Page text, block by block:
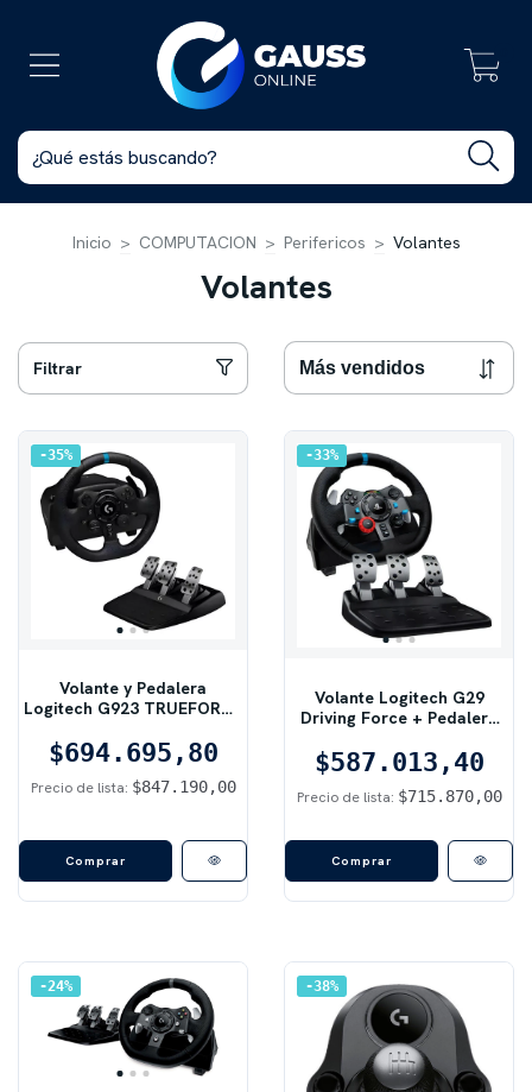
Inicio > COMPUTACION > Perifericos > Volantes
Volantes
Filtrar
35%
Volante y Pedalera
Logitech G923 TRUEFORCE
Generación | Edición
PlayStation 4/5 y PC
$694.695,80
Precio de lista: $847.190,00
33%
Volante Logitech G29
Driving Force + Pedalera
Feedback de Doble Motor |
Compatible con PS5, PS4,
PS3 y PC
$587.013,40
Precio de lista: $715.870,00
24% 38%